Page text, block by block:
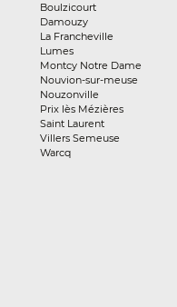
Boulzicourt
Damouzy
La Francheville
Lumes
Montcy Notre Dame
Nouvion-sur-meuse
Nouzonville
Prix lès Mézières
Saint Laurent
Villers Semeuse
Warcq